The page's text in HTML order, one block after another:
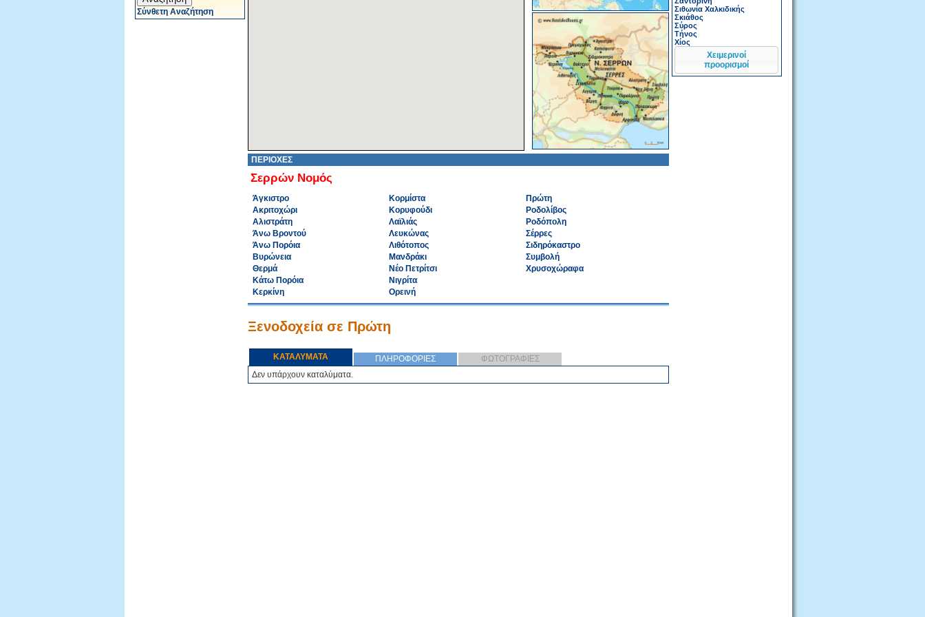
Σύνθετη Αναζήτηση
ΠΕΡΙΟΧΕΣ
Σερρών Νομός
Άγκιστρο
Ακριτοχώρι
Αλιστράτη
Άνω Βροντού
Άνω Πορόια
Βυρώνεια
Θερμά
Κάτω Πορόια
Κερκίνη
Κορμίστα
Κορυφούδι
Λαϊλιάς
Λευκώνας
Λιθότοπος
Μανδράκι
Νέο Πετρίτσι
Νιγρίτα
Ορεινή
Πρώτη
Ροδολίβος
Ροδόπολη
Σέρρες
Σιδηρόκαστρο
Συμβολή
Χρυσοχώραφα
Ξενοδοχεία σε Πρώτη
ΚΑΤΑΛΥΜΑΤΑ ΠΛΗΡΟΦΟΡΙΕΣ
ΦΩΤΟΓΡΑΦΙΕΣ
Δεν υπάρχουν καταλύματα.
Σιθωνία Χαλκιδικής
Σκιάθος
Σύρος
Τήνος
Χίος
Χειμερινοί
προορισμοί